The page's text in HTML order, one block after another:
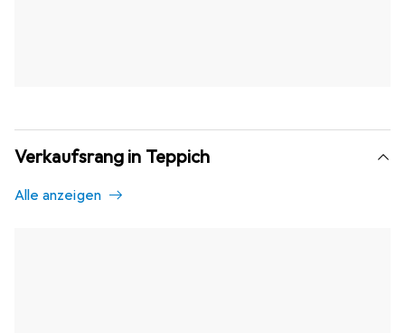
Verkaufsrang in Teppich
Alle anzeigen